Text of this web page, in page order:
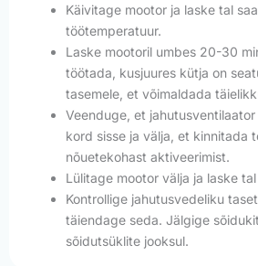
Käivitage mootor ja laske tal
töötemperatuur.
Laske mootoril umbes 20-30
töötada, kusjuures kütja on
tasemele, et võimaldada
Veenduge, et
kord sisse ja välja, et kinnitada
nõuetekohast aktiveerimist.
Lülitage mootor välja ja laske
Kontrollige jahutusvedeliku
täiendage seda. Jälgige
sõidutsüklite jooksul.